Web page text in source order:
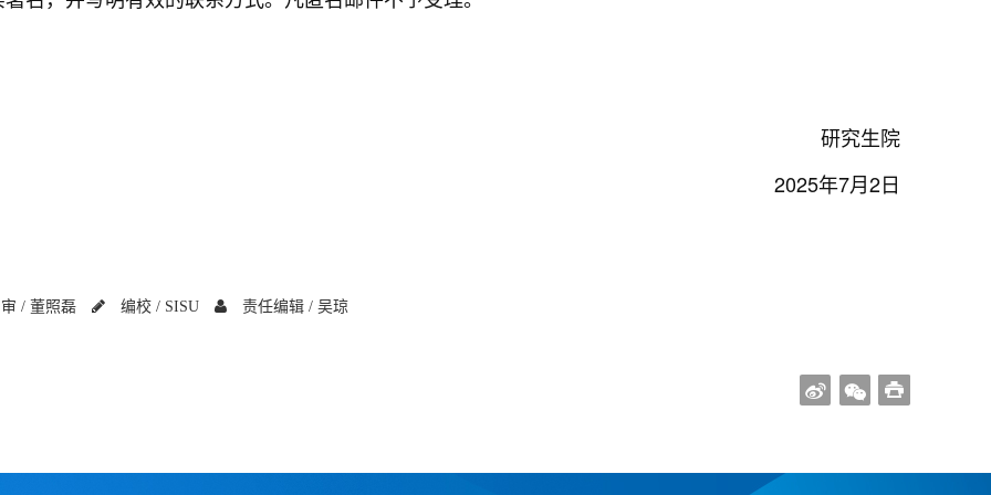
研究生院
2025年7月2日
/ 董照磊 编校 / SISU 责任编辑 / 吴琼